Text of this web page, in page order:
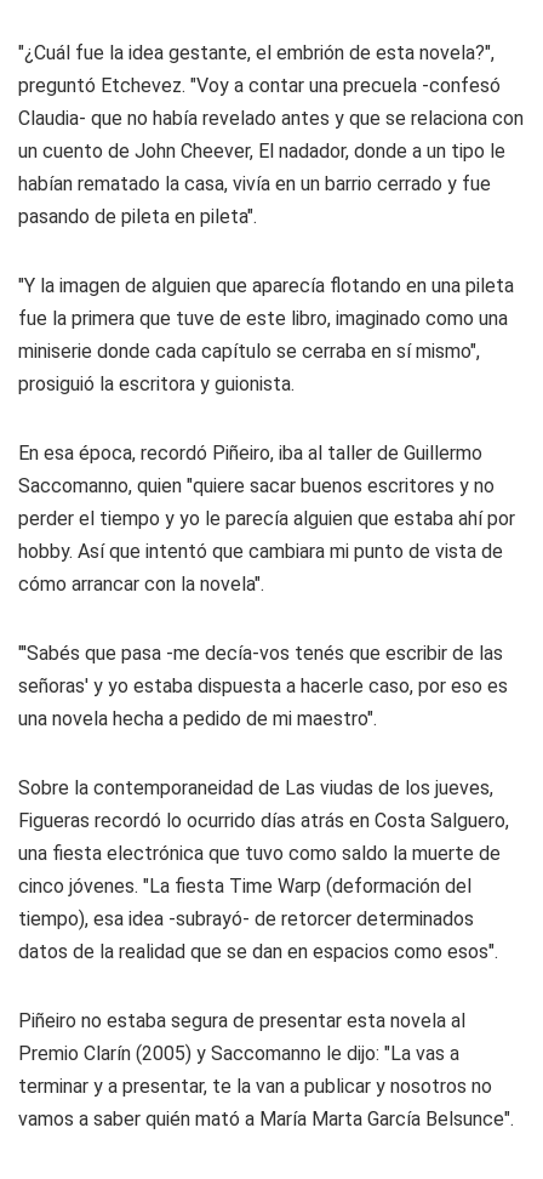
"¿Cuál fue la idea gestante, el embrión de esta novela?",
preguntó Etchevez. "Voy a contar una precuela -confesó
Claudia- que no había revelado antes y que se relaciona con
un cuento de John Cheever, El nadador, donde a un tipo le
habían rematado la casa, vivía en un barrio cerrado y fue
pasando de pileta en pileta".
"Y la imagen de alguien que aparecía flotando en una pileta
fue la primera que tuve de este libro, imaginado como una
miniserie donde cada capítulo se cerraba en sí mismo",
prosiguió la escritora y guionista.
En esa época, recordó Piñeiro, iba al taller de Guillermo
Saccomanno, quien "quiere sacar buenos escritores y no
perder el tiempo y yo le parecía alguien que estaba ahí por
hobby. Así que intentó que cambiara mi punto de vista de
cómo arrancar con la novela".
"'Sabés que pasa -me decía-vos tenés que escribir de las
señoras' y yo estaba dispuesta a hacerle caso, por eso es
una novela hecha a pedido de mi maestro".
Sobre la contemporaneidad de Las viudas de los jueves,
Figueras recordó lo ocurrido días atrás en Costa Salguero,
una fiesta electrónica que tuvo como saldo la muerte de
cinco jóvenes. "La fiesta Time Warp (deformación del
tiempo), esa idea -subrayó- de retorcer determinados
datos de la realidad que se dan en espacios como esos".
Piñeiro no estaba segura de presentar esta novela al
Premio Clarín (2005) y Saccomanno le dijo: "La vas a
terminar y a presentar, te la van a publicar y nosotros no
vamos a saber quién mató a María Marta García Belsunce".